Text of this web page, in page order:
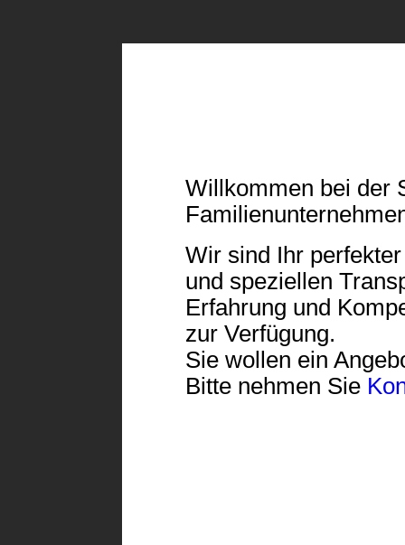
Willkommen bei der
Wir sind Ihr
und speziellen
Erfahrung und
zur Verfügung.
Sie wollen ein
Bitte nehmen Sie